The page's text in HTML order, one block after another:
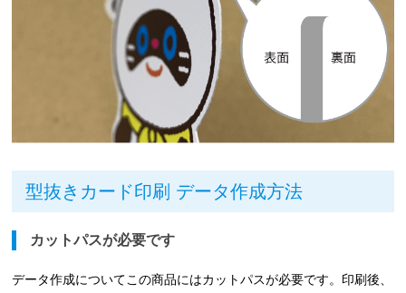
型抜きカード印刷 データ作成方法
カットパスが必要です
データ作成についてこの商品にはカットパスが必要です。印刷後、